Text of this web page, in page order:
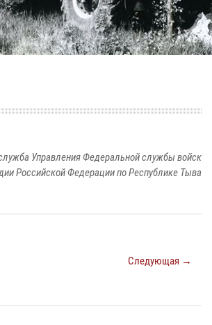
Управления Федеральной службы войск
Российской Федерации по Республике Тыва
Следующая →